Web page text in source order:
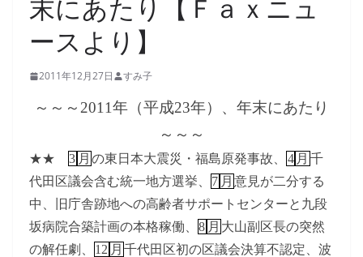
末にあたり【Ｆａｘニュ
ースより】
2011年12月27日 すみ子
～～～ 2011年（平成23年）、年末にあたり
～～～
★★ 3 月 の東日本大震災・福島原発事故、 4 月 千
代田区議会含む統一地方選挙、
7 月 意見が二分する
中、旧庁舎跡地への高齢者サポートセンターと九段
坂病院合築計画の本格稼働、 8 月 大山副区長の突然
の解任劇、
12 月 千代田区初の区議会決算不認定、波